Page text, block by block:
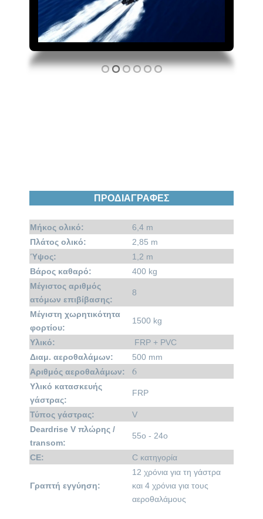
ΠΡΟΔΙΑΓΡΑΦΕΣ
Μήκος ολικό:
6,4 m
Πλάτος ολικό:
2,85 m
Ύψος:
1,2 m
Βάρος καθαρό:
400 kg
Μέγιστος αριθμός
ατόμων επιβίβασης:
8
Μέγιστη χωρητικότητα
φορτίου:
1500 kg
Υλικό:
FRP + PVC
Διαμ. αεροθαλάμων:
500 mm
Αριθμός αεροθαλάμων:
6
Υλικό κατασκευής
γάστρας:
FRP
Τύπος γάστρας:
V
Deardrise V πλώρης /
transom:
55o - 24o
CE: C κατηγορία
Γραπτή εγγύηση:
12 χρόνια για τη γάστρα
και 4 χρόνια για τους
αεροθαλάμους